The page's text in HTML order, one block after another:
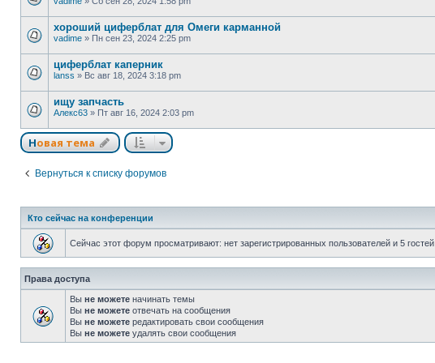
хороший циферблат для Омеги карманной
vadime » Пн сен 23, 2024 2:25 pm
циферблат каперник
lanss » Вс авг 18, 2024 3:18 pm
ищу запчасть
Алекс63 » Пт авг 16, 2024 2:03 pm
Новая тема
Вернуться к списку форумов
Кто сейчас на конференции
Сейчас этот форум просматривают: нет зарегистрированных пользователей и 5 гостей
Права доступа
Вы не можете начинать темы
Вы не можете отвечать на сообщения
Вы не можете редактировать свои сообщения
Вы не можете удалять свои сообщения